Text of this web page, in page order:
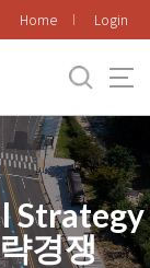
Home Login
Strategy
경쟁